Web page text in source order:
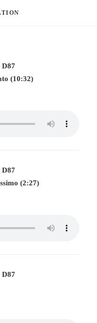
(10:32)
(2:27)